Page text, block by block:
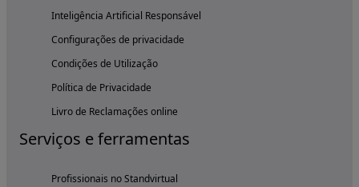
Inteligência Artificial Responsável
Configurações de privacidade
Condições de Utilização
Política de Privacidade
Livro de Reclamações online
Serviços e ferramentas
Profissionais no Standvirtual